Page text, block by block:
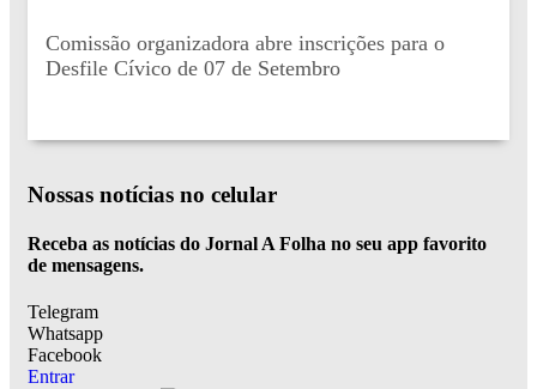
Comissão organizadora abre inscrições para o
Desfile Cívico de 07 de Setembro
Nossas notícias no celular
Receba as notícias do Jornal A Folha no seu app favorito
de mensagens.
Telegram
Whatsapp
Facebook
Entrar